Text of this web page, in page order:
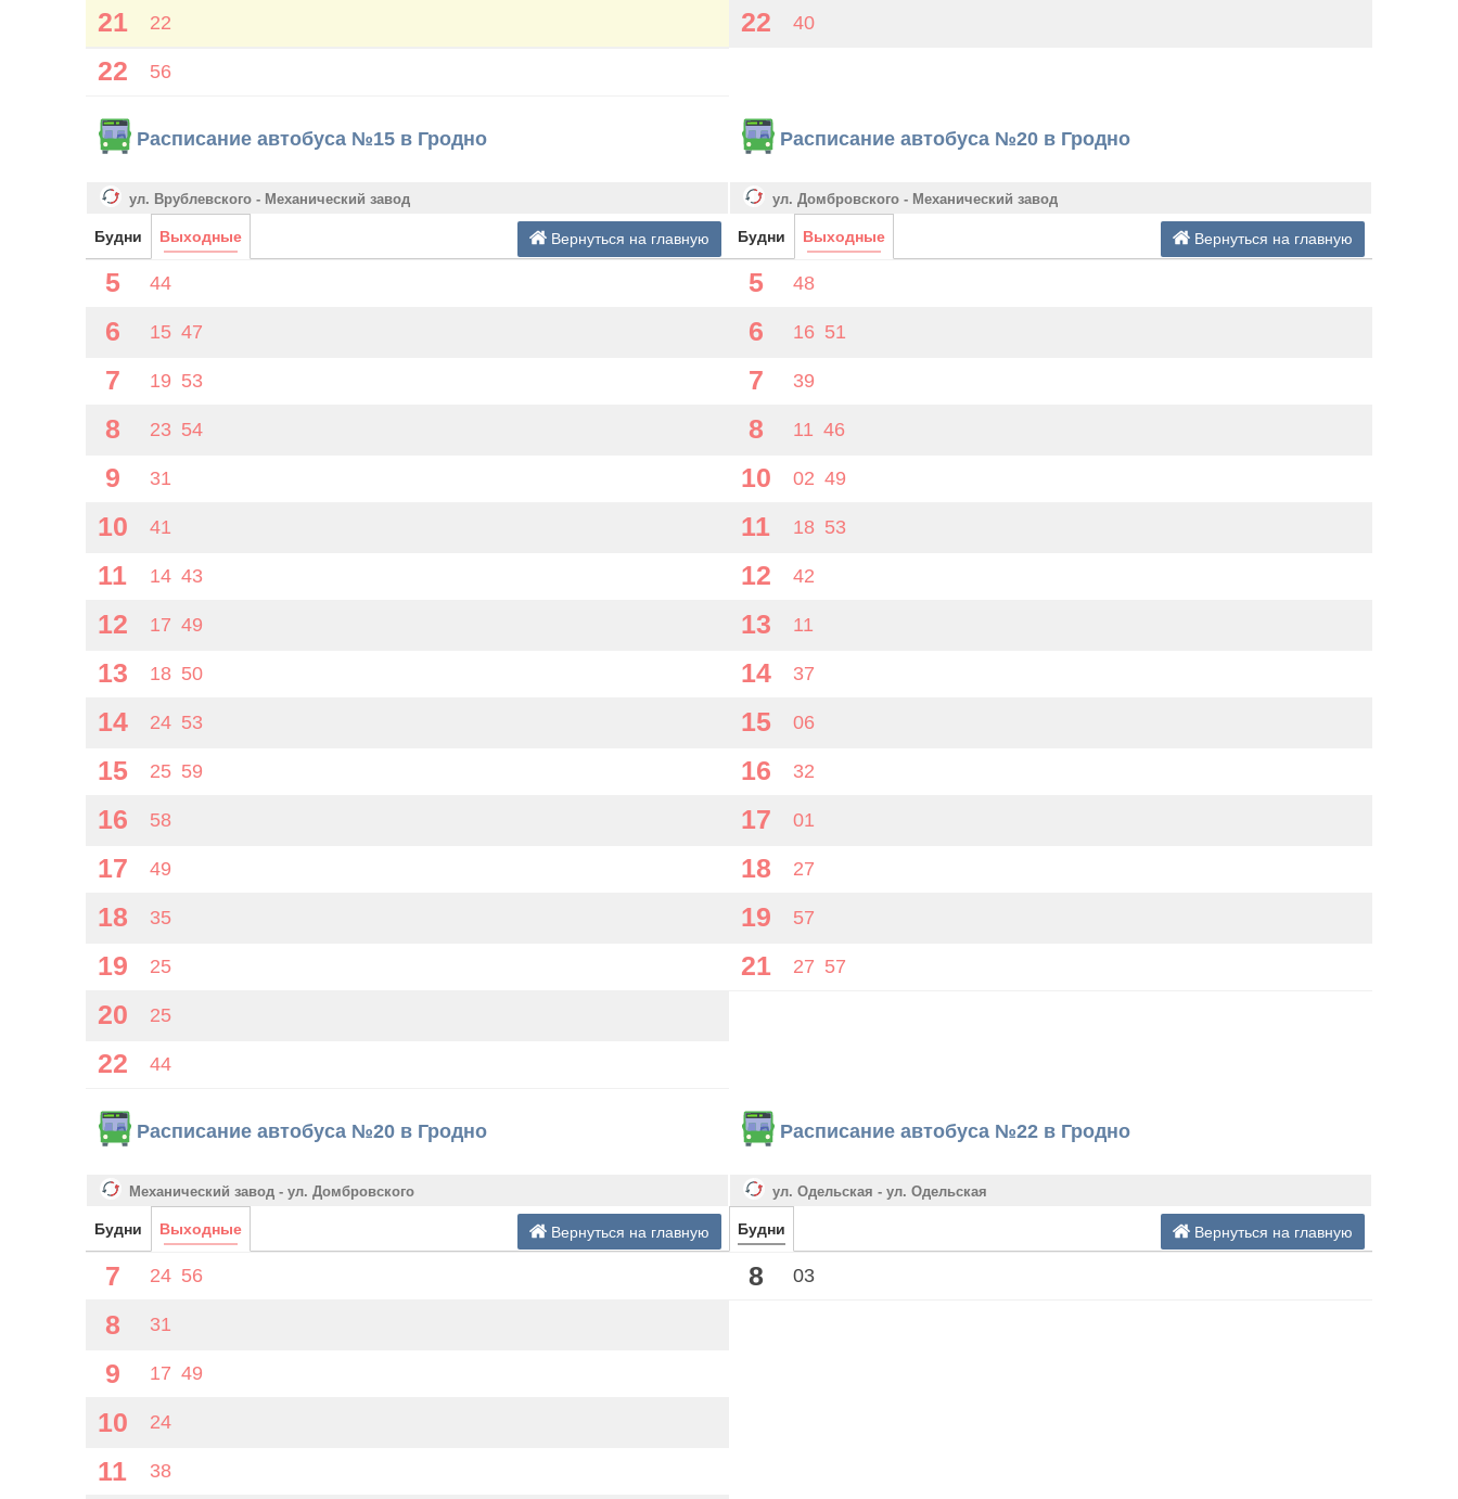
21 22
22 56
22 40
Расписание автобуса №15 в Гродно
ул. Врублевского - Механический завод
Вернуться на главную
Будни Выходные
5 44
6 15 47
7 19 53
8 23 54
9 31
10 41
11 14 43
12 17 49
13 18 50
14 24 53
15 25 59
16 58
17 49
18 35
19 25
20 25
22 44
Расписание автобуса №20 в Гродно
ул. Домбровского - Механический завод
Вернуться на главную
Будни Выходные
5 48
6 16 51
7 39
8 11 46
10 02 49
11 18 53
12 42
13 11
14 37
15 06
16 32
17 01
18 27
19 57
21 27 57
Расписание автобуса №20 в Гродно
Механический завод - ул. Домбровского
Вернуться на главную
Будни Выходные
7 24 56
8 31
9 17 49
10 24
11 38
Расписание автобуса №22 в Гродно
ул. Одельская - ул. Одельская
Вернуться на главную
Будни
8 03